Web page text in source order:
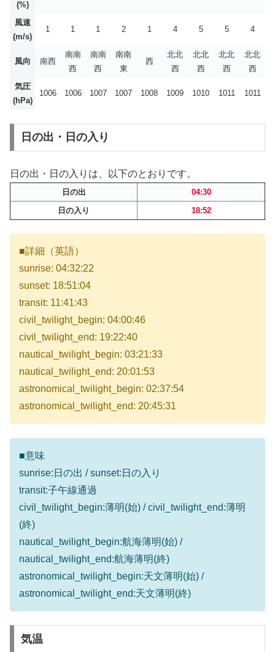
(%)
風速
(m/s)
1 1 1 2 1 4 5 5 4
風向 南西
南南
西
南南
西
南南
東
西
北北
西
北北
西
北北
西
北北
西
気圧
(hPa)
1006 1006 1007 1007 1008 1009 1010 1011 1011
日の出・日の入り
日の出・日の入りは、以下のとおりです。
日の出
04:30
日の入り
18:52
■詳細（英語）
sunrise: 04:32:22
sunset: 18:51:04
transit: 11:41:43
civil_twilight_begin: 04:00:46
civil_twilight_end: 19:22:40
nautical_twilight_begin: 03:21:33
nautical_twilight_end: 20:01:53
astronomical_twilight_begin: 02:37:54
astronomical_twilight_end: 20:45:31
■意味
sunrise:日の出 / sunset:日の入り
transit:子午線通過
civil_twilight_begin:薄明(始) / civil_twilight_end:薄明
(終)
nautical_twilight_begin:航海薄明(始) /
nautical_twilight_end:航海薄明(終)
astronomical_twilight_begin:天文薄明(始) /
astronomical_twilight_end:天文薄明(終)
気温